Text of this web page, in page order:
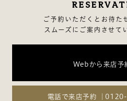
ご予約いただくとお待た
スムーズにご案内させて
Webから来店予
電話で来店予約